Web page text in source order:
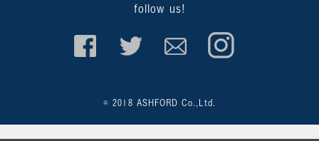
follow us!
© 2018 ASHFORD Co.,Ltd.